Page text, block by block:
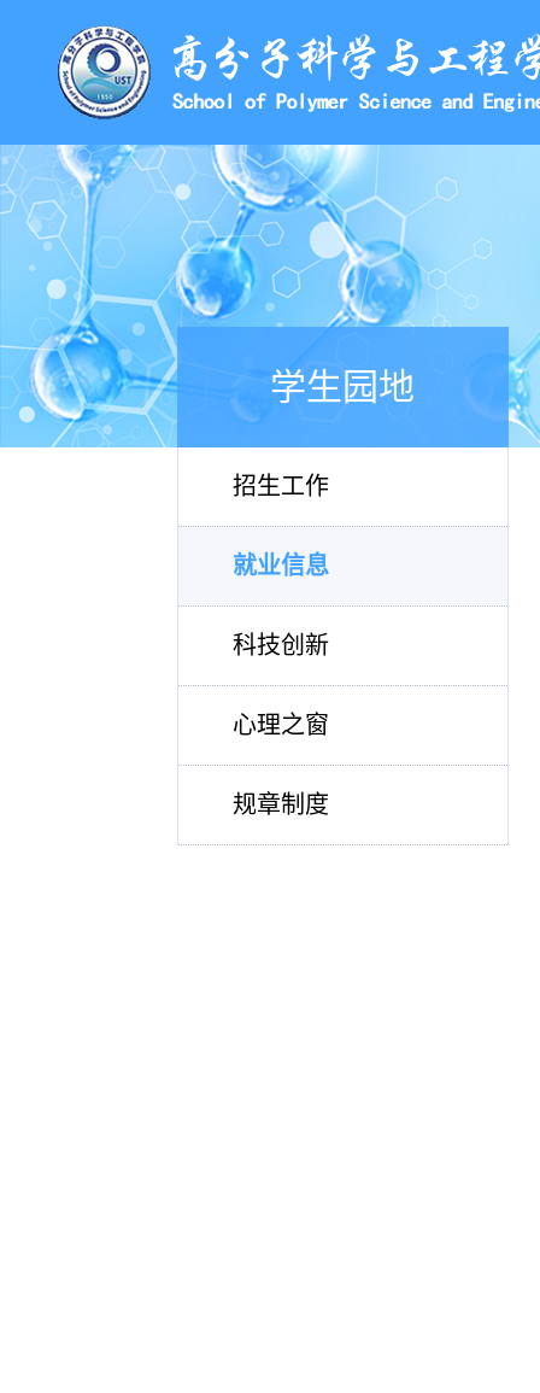
学生园地
招生工作
就业信息
科技创新
心理之窗
规章制度